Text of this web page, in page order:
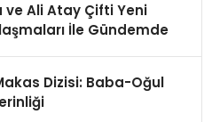
ve Ali Atay Çifti Yeni
İle Gündemde
Dizisi: Baba-Oğul